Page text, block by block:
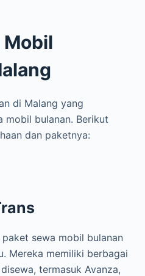
Mobil
di Malang yang
mobil bulanan. Berikut
dan paketnya:
sewa mobil bulanan
Mereka memiliki berbagai
termasuk Avanza,